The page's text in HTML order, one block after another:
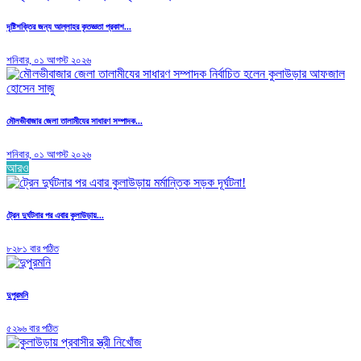
দৃষ্টিশক্তির জন্য আল্লাহর কৃতজ্ঞতা প্রকাশ...
শনিবার, ০১ আগস্ট ২০২৬
মৌলভীবাজার জেলা তালামীযের সাধারণ সম্পাদক...
শনিবার, ০১ আগস্ট ২০২৬
আরও
ট্রেন দুর্ঘটনার পর এবার কুলাউড়ায়...
৮২৮১ বার পঠিত
দুপুরমনি
৫২৯৬ বার পঠিত